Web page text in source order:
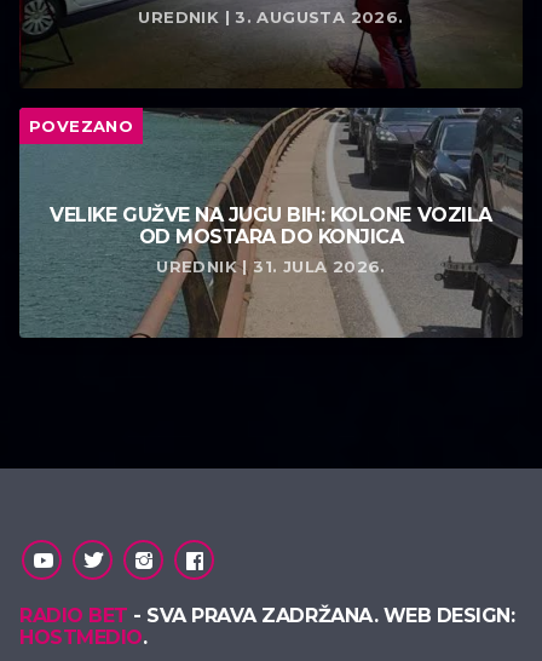
UREDNIK | 3. AUGUSTA 2026.
POVEZANO
VELIKE GUŽVE NA JUGU BIH: KOLONE VOZILA
OD MOSTARA DO KONJICA
UREDNIK | 31. JULA 2026.
RADIO BET - SVA PRAVA ZADRŽANA. WEB DESIGN:
HOSTMEDIO.